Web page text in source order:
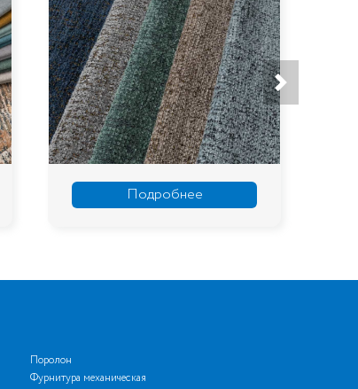
Подробнее
Поролон
Фурнитура механическая